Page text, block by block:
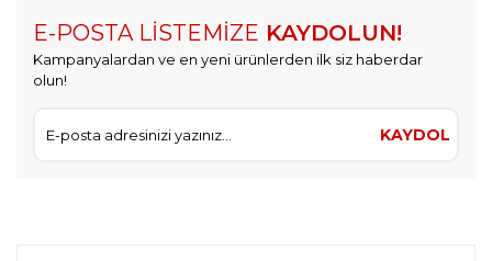
E-POSTA LİSTEMİZE KAYDOLUN!
Kampanyalardan ve en yeni ürünlerden ilk siz haberdar
olun!
KAYDOL